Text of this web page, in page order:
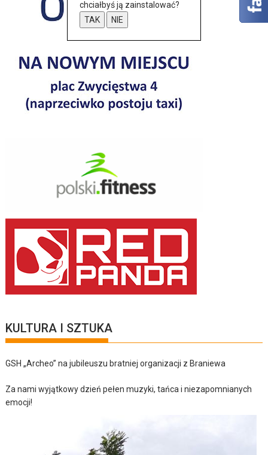
KULTURA I SZTUKA
GSH „Archeo” na jubileuszu bratniej organizacji z Braniewa
Za nami wyjątkowy dzień pełen muzyki, tańca i niezapomnianych
emocji!
chciałbyś ją zainstalować?
TAK
NIE